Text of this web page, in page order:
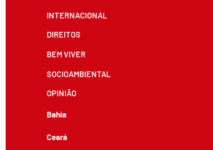
INTERNACIONAL
DIREITOS
BEM VIVER
SOCIOAMBIENTAL
OPINIÃO
Bahia
Ceará